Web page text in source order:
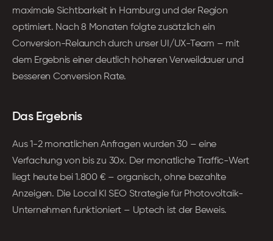
maximale Sichtbarkeit in Hamburg und der Region
optimiert. Nach 8 Monaten folgte zusätzlich ein
Conversion-Relaunch durch unser UI/UX-Team – mit
dem Ergebnis einer deutlich höheren Verweildauer und
besseren Conversion Rate.
Das Ergebnis
Aus 1-2 monatlichen Anfragen wurden 30 – eine
Verfachung von bis zu 30x. Der monatliche Traffic-Wert
liegt heute bei 1.800 € – organisch, ohne bezahlte
Anzeigen. Die Local KI SEO Strategie für Photovoltaik-
Unternehmen funktioniert – Uptech ist der Beweis.